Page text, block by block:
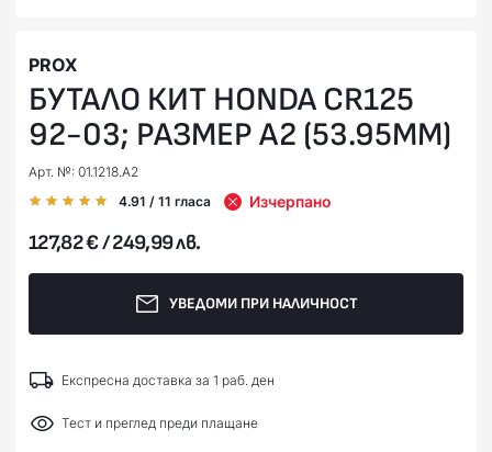
PROX
БУТАЛО КИТ HONDA CR125
92-03; РАЗМЕР A2 (53.95MM)
Арт. №: 01.1218.A2
4.91 / 11 гласа Изчерпано
127,82 € / 249,99 лв.
УВЕДОМИ ПРИ НАЛИЧНОСТ
Експресна доставка за 1 раб. ден
Тест и преглед преди плащане